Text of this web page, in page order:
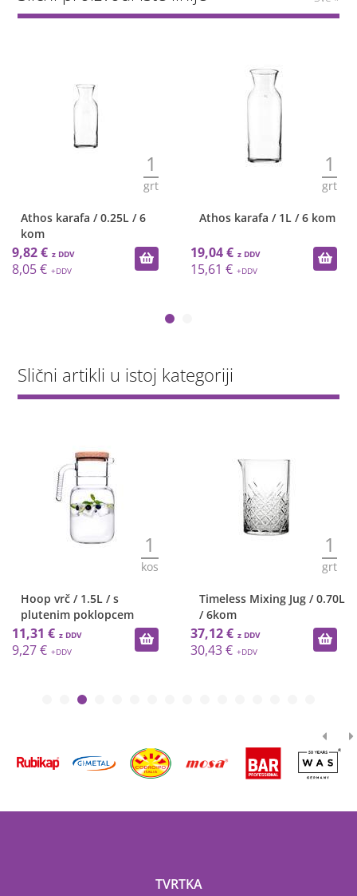
1
grt
Athos karafa / 0.25L / 6
kom
9,82 €
8,05 €
1
grt
Athos karafa / 1L / 6 kom
19,04 €
15,61 €
Slični artikli u istoj kategoriji
1
kos
Hoop vrč / 1.5L / s
plutenim poklopcem
11,31 €
9,27 €
1
grt
Timeless Mixing Jug / 0.70L
/ 6kom
37,12 €
30,43 €
TVRTKA